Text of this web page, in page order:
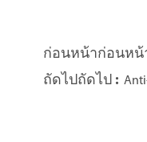
ก่อนหน้าก่อนหน้
ถัดไปถัดไป :